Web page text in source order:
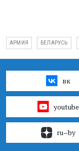
АРМИЯ БЕЛАРУСЬ
вк
youtube
ru–by